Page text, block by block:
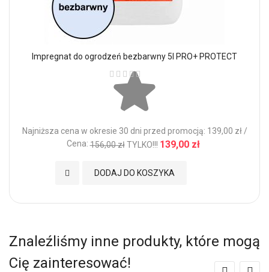
Impregnat do ogrodzeń bezbarwny 5l PRO+ PROTECT
Ocena:
Najniższa cena w okresie 30 dni przed promocją: 139,00 zł /
Cena: 156,00 zł TYLKO!!! 139,00 zł
DODAJ DO KOSZYKA
Dodaj do Ulubionych
Znaleźliśmy inne produkty, które mogą
Cię zainteresować!